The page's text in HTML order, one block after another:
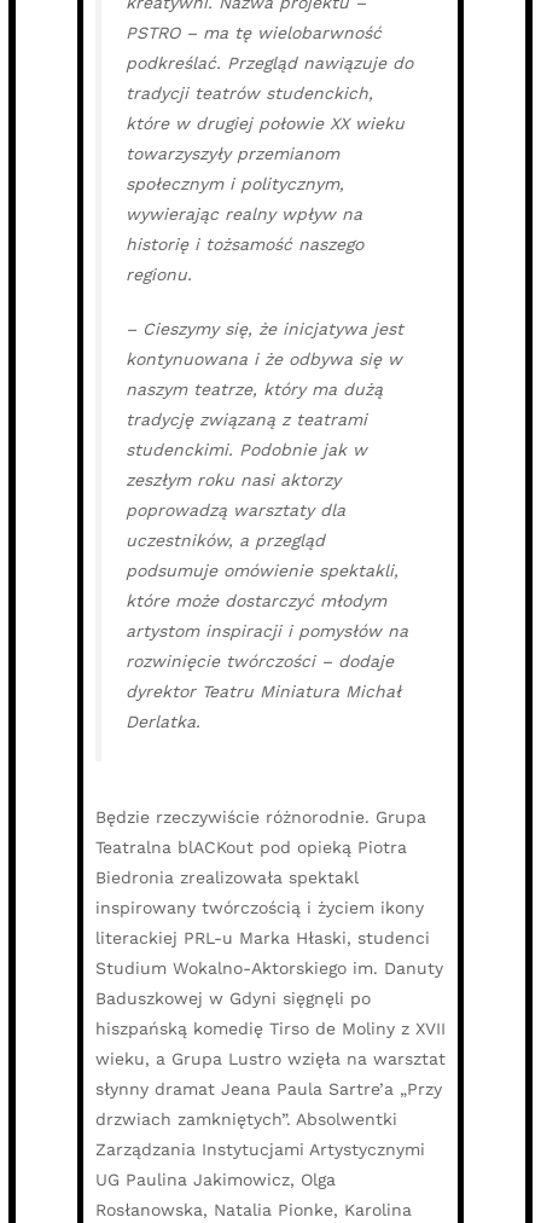
PSTRO – ma tę wielobarwność
podkreślać. Przegląd nawiązuje do
tradycji teatrów studenckich,
które w drugiej połowie XX wieku
towarzyszyły przemianom
społecznym i politycznym,
wywierając realny wpływ na
historię i tożsamość naszego
regionu.
– Cieszymy się, że inicjatywa jest
kontynuowana i że odbywa się w
naszym teatrze, który ma dużą
tradycję związaną z teatrami
studenckimi. Podobnie jak w
zeszłym roku nasi aktorzy
poprowadzą warsztaty dla
uczestników, a przegląd
podsumuje omówienie spektakli,
które może dostarczyć młodym
artystom inspiracji i pomysłów na
rozwinięcie twórczości – dodaje
dyrektor Teatru Miniatura Michał
Derlatka.
Będzie rzeczywiście różnorodnie. Grupa
Teatralna blACKout pod opieką Piotra
Biedronia zrealizowała spektakl
inspirowany twórczością i życiem ikony
literackiej PRL-u Marka Hłaski, studenci
Studium Wokalno-Aktorskiego im. Danuty
Baduszkowej w Gdyni sięgnęli po
hiszpańską komedię Tirso de Moliny z XVII
wieku, a Grupa Lustro wzięła na warsztat
słynny dramat Jeana Paula Sartre’a „Przy
drzwiach zamkniętych”. Absolwentki
Zarządzania Instytucjami Artystycznymi
UG Paulina Jakimowicz, Olga
Rosłanowska, Natalia Pionke, Karolina